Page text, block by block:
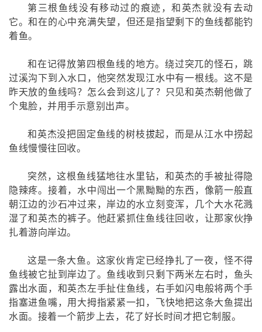
第三根鱼线没有移动过的痕迹，和英杰就没有去动
它。和在的心中充满失望，但还是指望剩下的鱼线都能钓
着鱼。
和在记得放第四根鱼线的地方。绕过突兀的怪石，跳
过溪沟下到入水口，他突然发现江水中有一根线。这不是
昨天放的鱼线吗？怎么会到这儿了？只见和英杰朝他做了
个鬼脸，并用手示意别出声。
和英杰没把固定鱼线的树枝拔起，而是从江水中捞起
鱼线慢慢往回收。
突然，这根鱼线猛地往水里钻，和英杰的手被扯得隐
隐辣疼。接着，水中闯出一个黑黝黝的东西，像箭一般直
朝江边的沙石冲过来，岸边的水立刻变浑，几个大水花溅
湿了和英杰的裤子。他赶紧抓住鱼线往回收，让那家伙挣
扎着游向岸边。
这是一条大鱼。这家伙肯定已经挣扎了一夜，怪不得
鱼线被它扯到岸边了。鱼线收到只剩下两米左右时，鱼头
露出水面，和英杰左手扯住鱼线，右手如闪电般将两个手
指塞进鱼嘴，用大拇指紧紧一扣，飞快地把这条大鱼提出
水面。接着一个箭步上去，花了好长时间才把它制服。